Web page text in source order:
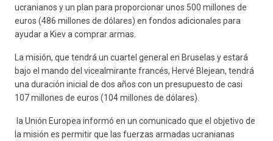
ucranianos y un plan para proporcionar unos 500 millones de
euros (486 millones de dólares) en fondos adicionales para
ayudar a Kiev a comprar armas.
La misión, que tendrá un cuartel general en Bruselas y estará
bajo el mando del vicealmirante francés, Hervé Blejean, tendrá
una duración inicial de dos años con un presupuesto de casi
107 millones de euros (104 millones de dólares).
la Unión Europea informó en un comunicado que el objetivo de
la misión es permitir que las fuerzas armadas ucranianas